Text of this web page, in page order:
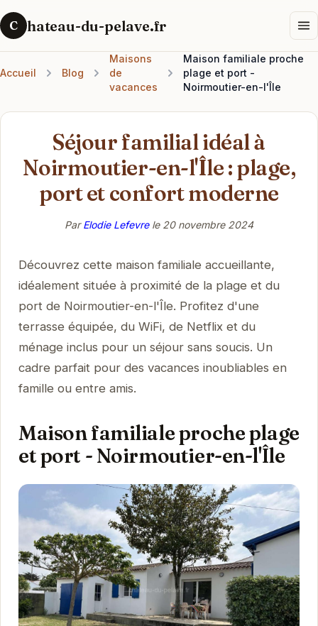
C hateau-du-pelave.fr
Accueil Blog
Maisons
de
vacances
Maison familiale proche
plage et port -
Noirmoutier-en-l'Île
Séjour familial idéal à
Noirmoutier-en-l'Île : plage,
port et confort moderne
ParElodie Lefevrele 20 novembre 2024
Découvrez cette maison familiale accueillante,
idéalement située à proximité de la plage et du
port de Noirmoutier-en-l'Île. Profitez d'une
terrasse équipée, du WiFi, de Netflix et du
ménage inclus pour un séjour sans soucis. Un
cadre parfait pour des vacances inoubliables en
famille ou entre amis.
Maison familiale proche plage
et port - Noirmoutier-en-l'Île